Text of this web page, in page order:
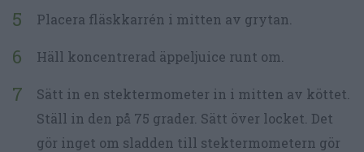
Placera fläskkarrén i mitten av grytan.
Häll koncentrerad äppeljuice runt om.
Sätt in en stektermometer in i mitten av köttet.
Ställ in den på 75 grader. Sätt över locket. Det
gör inget om sladden till stektermometern gör